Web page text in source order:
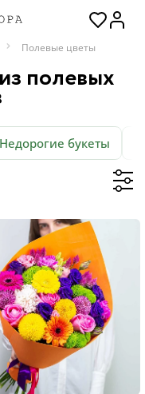
Полевые цветы
полевых
Недорогие букеты